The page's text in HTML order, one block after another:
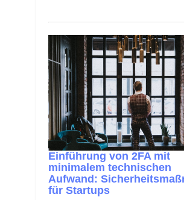
Einführung von 2FA mit
minimalem technischen
Aufwand:
für Startups